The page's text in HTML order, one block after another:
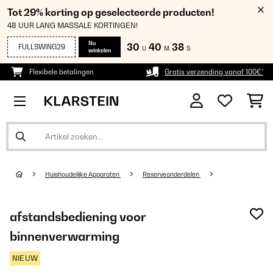
Tot 29% korting op geselecteerde producten!
48 UUR LANG MASSALE KORTINGEN!
FULLSWING29
Nu
winkelen
30 U 40 M 38 S
Flexibele betalingen Gratis verzending vanaf 100€*
Huishoudelijke Apparaten Reserveonderdelen
afstandsbediening voor
binnenverwarming
NIEUW